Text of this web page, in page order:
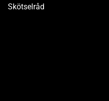
Skötselråd